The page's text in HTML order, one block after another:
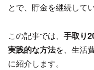
とで、貯金を継続して
この記事では、 手取り
実践的な方法を、生活
に紹介します。